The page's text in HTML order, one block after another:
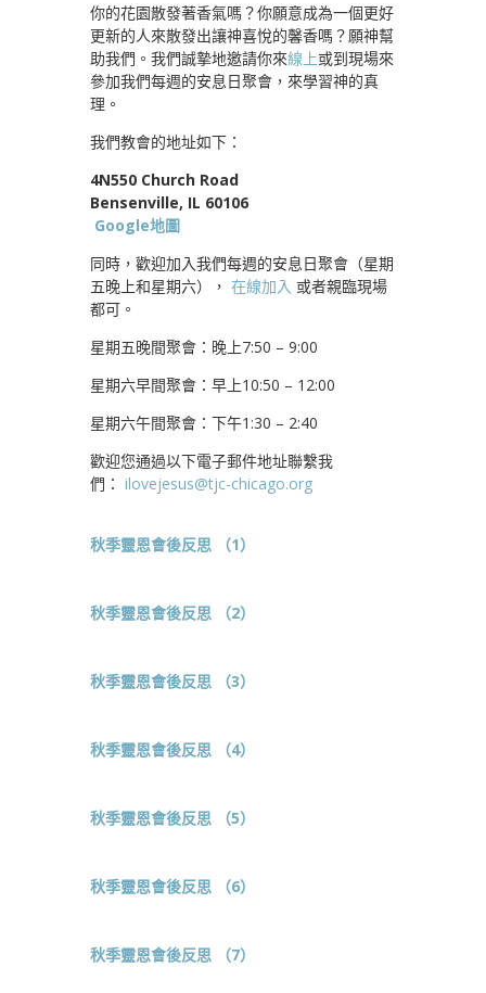
你的花園散發著香氣嗎？你願意成為一個更好
更新的人來散發出讓神喜悅的馨香嗎？願神幫
助我們。我們誠摯地邀請你來線上或到現場來
參加我們每週的安息日聚會，來學習神的真
理。
我們教會的地址如下：
4N550 Church Road
Bensenville, IL 60106
Google地圖
同時，歡迎加入我們每週的安息日聚會（星期
五晚上和星期六）， 在線加入 或者親臨現場
都可。
星期五晚間聚會：晚上7:50 – 9:00
星期六早間聚會：早上10:50 – 12:00
星期六午間聚會：下午1:30 – 2:40
歡迎您通過以下電子郵件地址聯繫我
們： ilovejesus@tjc-chicago.org
秋季靈恩會後反思 （1）
秋季靈恩會後反思 （2）
秋季靈恩會後反思 （3）
秋季靈恩會後反思 （4）
秋季靈恩會後反思 （5）
秋季靈恩會後反思 （6）
秋季靈恩會後反思 （7）